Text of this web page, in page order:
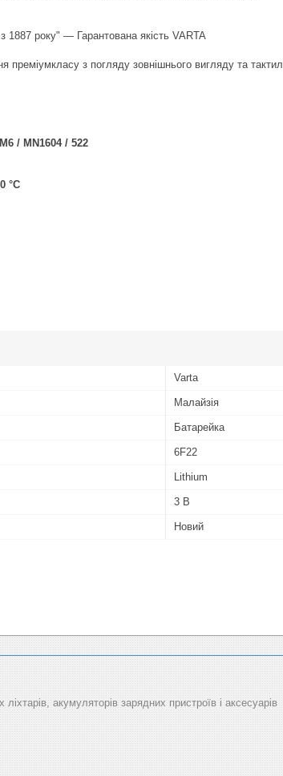
року" — Гарантована якість VARTA
з погляду зовнішнього вигляду та
/ MN1604 / 522
°C
Varta
Малайзія
Батарейка
6F22
Lithium
3 В
Новий
акумуляторів зарядних пристроїв і аксесуарів